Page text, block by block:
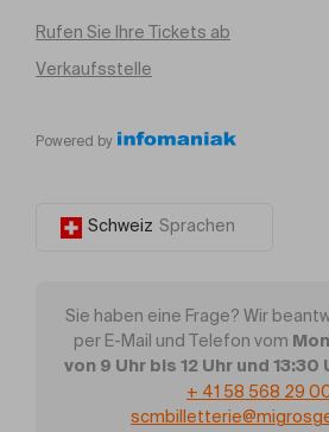
Rufen Sie Ihre Tickets ab
Verkaufsstelle
Powered by
Schweiz Sprachen
Sie haben eine Frage? Wir
per E-Mail und Telefon vom
von 9 Uhr bis 12 Uhr und 13:30
+ 41 58 568 29